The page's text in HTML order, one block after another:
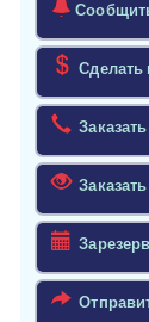
Сделать